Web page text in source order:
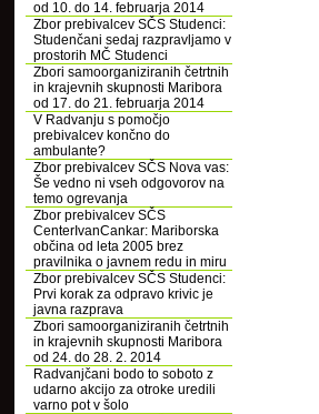
od 10. do 14. februarja 2014
Zbor prebivalcev SČS Studenci:
Studenčani sedaj razpravljamo v
prostorih MČ Studenci
Zbori samoorganiziranih četrtnih
in krajevnih skupnosti Maribora
od 17. do 21. februarja 2014
V Radvanju s pomočjo
prebivalcev končno do
ambulante?
Zbor prebivalcev SČS Nova vas:
Še vedno ni vseh odgovorov na
temo ogrevanja
Zbor prebivalcev SČS
CenterIvanCankar: Mariborska
občina od leta 2005 brez
pravilnika o javnem redu in miru
Zbor prebivalcev SČS Studenci:
Prvi korak za odpravo krivic je
javna razprava
Zbori samoorganiziranih četrtnih
in krajevnih skupnosti Maribora
od 24. do 28. 2. 2014
Radvanjčani bodo to soboto z
udarno akcijo za otroke uredili
varno pot v šolo